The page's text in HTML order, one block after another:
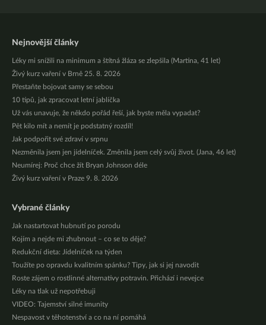
Nejnovější články
Léky mi snížili na minimum a štítná žláza se zlepšila (Martina, 41 let)
Živý kurz vaření v Brně 25. 8. 2026
Přestaňte bojovat samy se sebou
10 tipů, jak zpracovat letní jablíčka
Už vás unavuje, že někdo pořád řeší, jak byste měla vypadat?
Pět kilo mít a nemít je podstatný rozdíl!
Jak podpořit své zdraví v srpnu
Nezměnila jsem jen jídelníček. Změnila jsem celý svůj život. (Jana, 46 let)
Neumírej: Proč chce žít Bryan Johnson déle
Živý kurz vaření v Praze 9. 8. 2026
Vybrané články
Jak nastartovat hubnutí po porodu
Kojím a nejde mi zhubnout – co se to děje?
Redukční dieta: Jídelníček na týden
Toužíte po opravdu kvalitním spánku? Tipy, jak si jej navodit
Roste zájem o rostlinné alternativy potravin. Přichází i nevejce
Léky na tlak už nepotřebuji
VIDEO: Tajemství silné imunity
Nespavost v těhotenství a co na ní pomáhá